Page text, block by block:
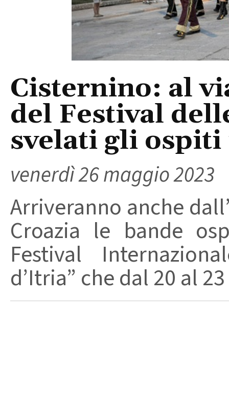
Cisternino: al
del Festival
svelati gli
venerdì 26 maggio 2023
Arriveranno anche
Croazia le bande
Festival
d’Itria” che dal 20 al